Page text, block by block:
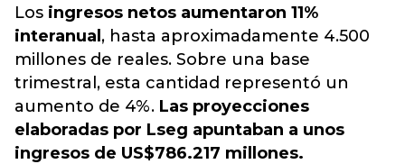
Los ingresos netos aumentaron 11%
interanual , hasta aproximadamente 4.500
millones de reales. Sobre una base
trimestral, esta cantidad representó un
aumento de 4%. Las proyecciones
elaboradas por Lseg apuntaban a unos
ingresos de US$786.217 millones.